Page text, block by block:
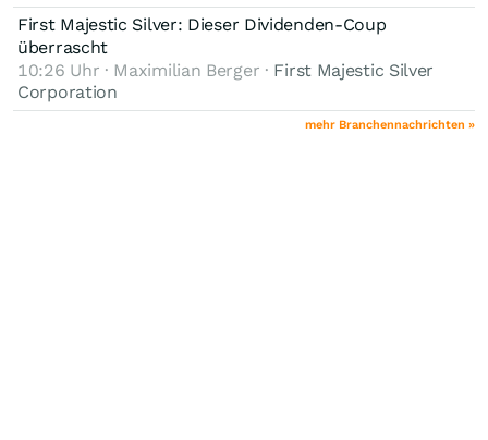
First Majestic Silver: Dieser Dividenden-Coup
überrascht
10:26 Uhr · Maximilian Berger · First Majestic Silver
Corporation
mehr Branchennachrichten »